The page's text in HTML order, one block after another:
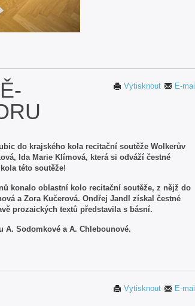
E-mail
Vytisknout
do krajského kola recitační soutěže Wolkerův
Ida Marie Klímová, která si odváží čestné
této soutěže!
konalo oblastní kolo recitační soutěže, z nějž do
a Zora Kučerová. Ondřej Jandl získal čestné
prozaických textů představila s básní.
A. Sodomkové a A. Chlebounové.
E-mail
Vytisknout